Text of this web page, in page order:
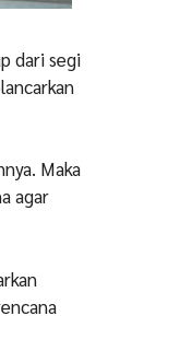
dari segi
Maka
agar